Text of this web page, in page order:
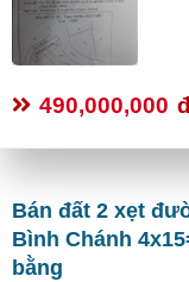
490,000,000
Bán đất 2 xẹt
Bình Chánh
bằng